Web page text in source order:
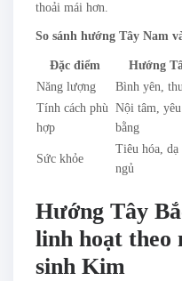
thoải mái hơn.
So sánh hướng Tây Nam
Đặc điểm Hướng
Năng lượng
Bình yên,
Tính cách phù
hợp
Nội tâm,
bằng
Sức khỏe
Tiêu hóa, dạ
ngủ
Hướng Tây
linh hoạt theo
sinh Kim